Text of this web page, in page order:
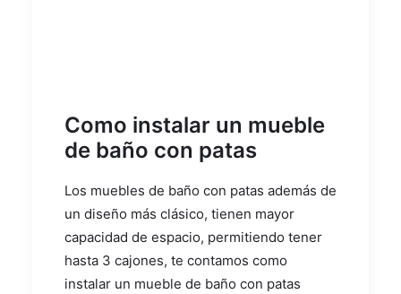
Como instalar un mueble
de baño con patas
Los muebles de baño con patas además de
un diseño más clásico, tienen mayor
capacidad de espacio, permitiendo tener
hasta 3 cajones, te contamos como
instalar un mueble de baño con patas